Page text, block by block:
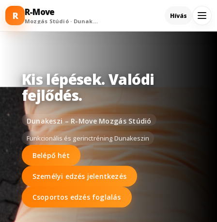
R R-Move
Mozgás Stúdió · Dunakeszi
Hívás
Kis lépések. Valódi
fejlődés.
Dunakeszi – R-Move Mozgás Stúdió
Funkcionális és gerinctréning Dunakeszin
Belépő hét
Személyi edzés jelentkezés
Csoportos edzés foglalás